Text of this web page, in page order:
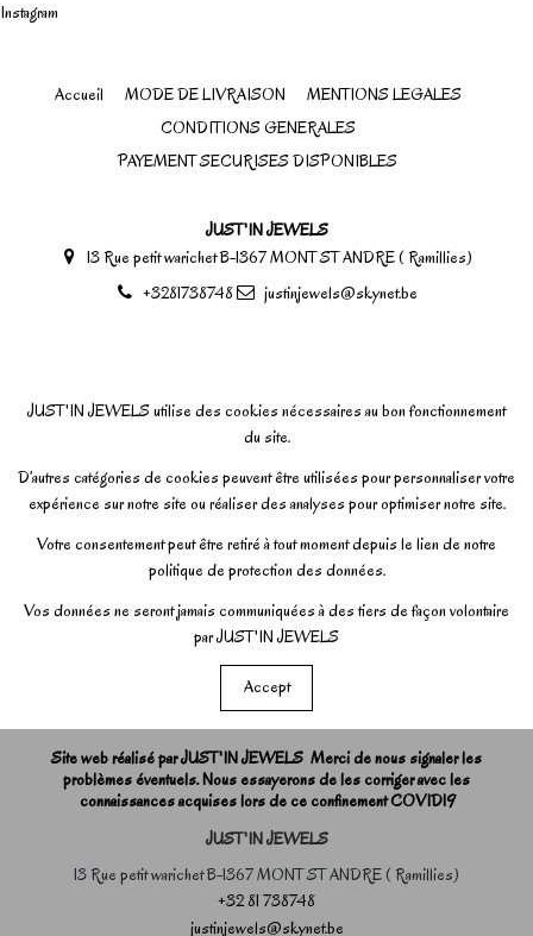
Instagram
Accueil MODE DE LIVRAISON
MENTIONS LEGALES
CONDITIONS GENERALES
PAYEMENT SECURISES DISPONIBLES
JUST'IN JEWELS
13 Rue petit warichet B-1367 MONT ST ANDRE ( Ramillies)
+3281738748
justinjewels@skynet.be
JUST'IN JEWELS utilise des cookies nécessaires au bon fonctionnement
du site.
D’autres catégories de cookies peuvent être utilisées pour personnaliser votre
expérience sur notre site ou réaliser des analyses pour optimiser notre site.
Votre consentement peut être retiré à tout moment depuis le lien de notre
politique de protection des données.
Vos données ne seront jamais communiquées à des tiers de façon volontaire
par JUST'IN JEWELS
Accept
Site web réalisé par JUST'IN JEWELS Merci de nous signaler les
problèmes éventuels. Nous essayerons de les corriger avec les
connaissances acquises lors de ce confinement COVID19
JUST'IN JEWELS
13 Rue petit warichet B-1367 MONT ST ANDRE ( Ramillies)
+32 81 738748
justinjewels@skynet.be